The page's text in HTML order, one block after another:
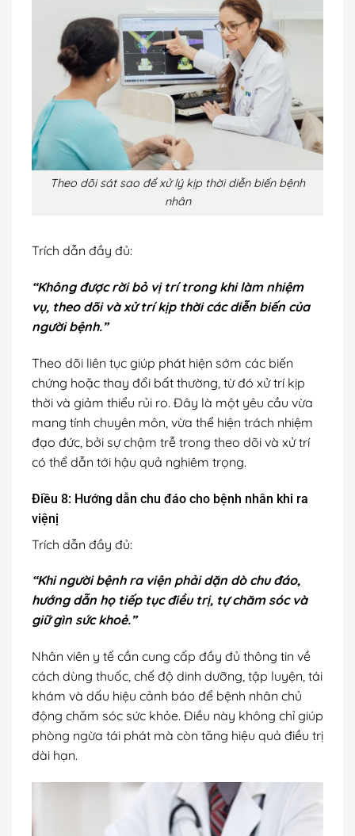
Theo dõi sát sao để xử lý kịp thời diễn biến bệnh
nhân
Trích dẫn đầy đủ:
“Không được rời bỏ vị trí trong khi làm nhiệm
vụ, theo dõi và xử trí kịp thời các diễn biến của
người bệnh.”
Theo dõi liên tục giúp phát hiện sớm các biến
chứng hoặc thay đổi bất thường, từ đó xử trí kịp
thời và giảm thiểu rủi ro. Đây là một yêu cầu vừa
mang tính chuyên môn, vừa thể hiện trách nhiệm
đạo đức, bởi sự chậm trễ trong theo dõi và xử trí
có thể dẫn tới hậu quả nghiêm trọng.
Điều 8: Hướng dẫn chu đáo cho bệnh nhân khi ra
việnị
Trích dẫn đầy đủ:
“Khi người bệnh ra viện phải dặn dò chu đáo,
hướng dẫn họ tiếp tục điều trị, tự chăm sóc và
giữ gìn sức khoẻ.”
Nhân viên y tế cần cung cấp đầy đủ thông tin về
cách dùng thuốc, chế độ dinh dưỡng, tập luyện, tái
khám và dấu hiệu cảnh báo để bệnh nhân chủ
động chăm sóc sức khỏe. Điều này không chỉ giúp
phòng ngừa tái phát mà còn tăng hiệu quả điều trị
dài hạn.